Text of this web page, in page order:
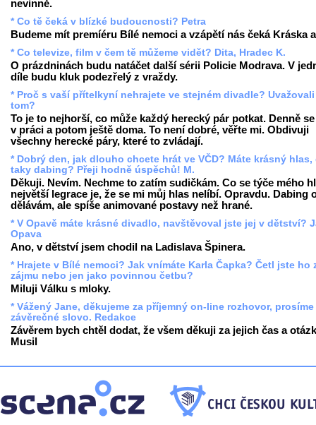
nevinně.
* Co tě čeká v blízké budoucnosti? Petra
Budeme mít premíéru Bílé nemoci a vzápětí nás čeká Kráska
* Co televize, film v čem tě můžeme vidět? Dita, Hradec K.
O prázdninách budu natáčet další sérii Policie Modrava. V
díle budu kluk podezřelý z vraždy.
* Proč s vaší přítelkyní nehrajete ve stejném divadle?
tom?
To je to nejhorší, co může každý herecký pár potkat. Denně
v práci a potom ještě doma. To není dobré, věřte mi. Obdivuji
všechny herecké páry, které to zvládají.
* Dobrý den, jak dlouho chcete hrát ve VČD? Máte krásný hlas,
taky dabing? Přeji hodně úspěchů! M.
Děkuji. Nevím. Nechme to zatím sudičkám. Co se týče mého
největší legrace je, že se mi můj hlas nelíbí. Opravdu. Dabing
dělávám, ale spíše animované postavy než hrané.
* V Opavě máte krásné divadlo, navštěvoval jste jej v dětství?
Opava
Ano, v dětství jsem chodil na Ladislava Špinera.
* Hrajete v Bílé nemoci? Jak vnímáte Karla Čapka? Četl jste ho
zájmu nebo jen jako povinnou četbu?
Miluji Válku s mloky.
* Vážený Jane, děkujeme za příjemný on-line rozhovor, prosíme
závěrečné slovo. Redakce
Závěrem bych chtěl dodat, že všem děkuji za jejich čas a
Musil